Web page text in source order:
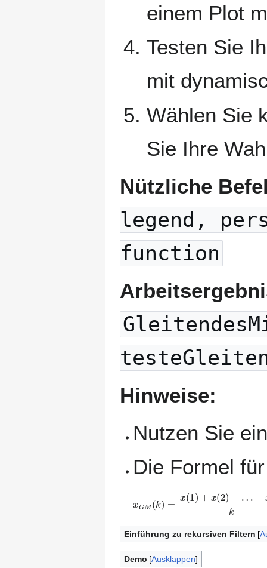
einem Plot
Testen Sie
mit
Wählen Sie
Sie Ihre
Nützliche
legend,
function
Hinweise:
Nutzen Sie
Die Formel
x¯ M ( x(1)+x(2)+…+x(k)k
Einführung zu rekursiven Filtern
Ausklappen
Demo